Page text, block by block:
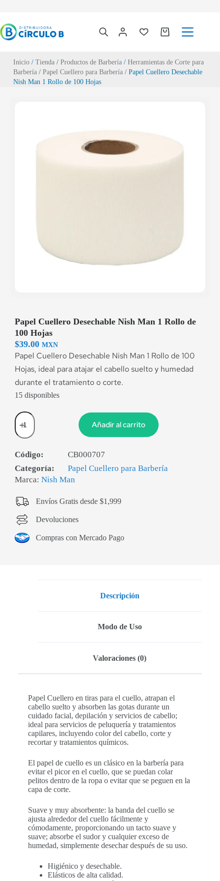
Inicio/ Tienda/ Productos de Barbería/ Herramientas de Corte para
Barbería/ Papel Cuellero para Barbería/ Papel Cuellero Desechable
Nish Man 1 Rollo de 100 Hojas
Papel Cuellero Desechable Nish Man 1 Rollo de
100 Hojas
$39.00 MXN
Papel Cuellero Desechable Nish Man 1 Rollo de 100
Hojas, ideal para atajar el cabello suelto y humedad
durante el tratamiento o corte.
15 disponibles
Añadir al carrito
Código:
CB000707
Categoría:
Papel Cuellero para Barbería
Marca: Nish Man
Envíos Gratis desde $1,999
Devoluciones
Compras con Mercado Pago
Descripción
Modo de Uso
Valoraciones (0)
Papel Cuellero en tiras para el cuello, atrapan el
cabello suelto y absorben las gotas durante un
cuidado facial, depilación y servicios de cabello;
ideal para servicios de peluquería y tratamientos
capilares, incluyendo color del cabello, corte y
recortar y tratamientos químicos.
El papel de cuello es un clásico en la barbería para
evitar el picor en el cuello, que se puedan colar
pelitos dentro de la ropa o evitar que se peguen en la
capa de corte.
Suave y muy absorbente: la banda del cuello se
ajusta alrededor del cuello fácilmente y
cómodamente, proporcionando un tacto suave y
suave; absorbe el sudor y cualquier exceso de
humedad, simplemente desechar después de su uso.
Higiénico y desechable.
Elásticos de alta calidad.